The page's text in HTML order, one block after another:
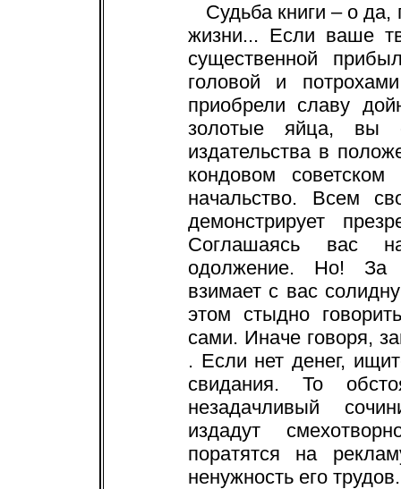
Судьба книги – о да,
жизни... Если ваше
существенной
головой и
приобрели славу
золотые яйца, вы
издательства в
кондовом
начальство. Всем
демонстрирует
Соглашаясь вас
одолжение. Но! За
взимает с вас
этом стыдно
сами. Иначе говоря,
. Если нет денег,
свидания. То
незадачливый
издадут
поратятся на
ненужность его трудов.